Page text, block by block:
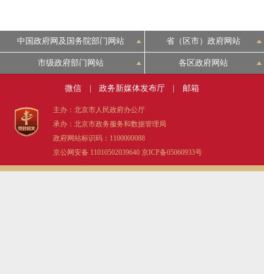
中国政府网及国务院部门网站 省（区市）政府网站
市级政府部门网站 各区政府网站
微信 政务新媒体发布厅 邮箱
主办：北京市人民政府办公厅
承办：北京市政务服务和数据管理局
政府网站标识码：1100000088
京公网安备 11010502039640 京ICP备05060933号